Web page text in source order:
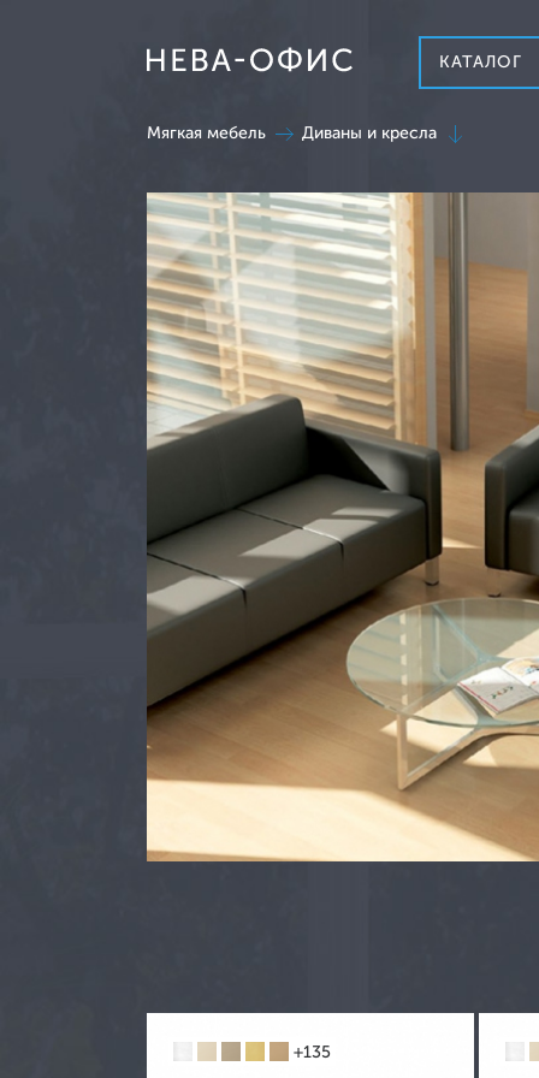
КАТАЛОГ
Мягкая мебель Диваны и кресла
+135
Кабинет руководителя
Мебель для персонала
Столы для переговорных
Стойки ресепшн
Столы сервировочные
Столы обеденные
Офисные перегородки
Стеллажи металлические
Архивные шкафы
Шкафы для одежды